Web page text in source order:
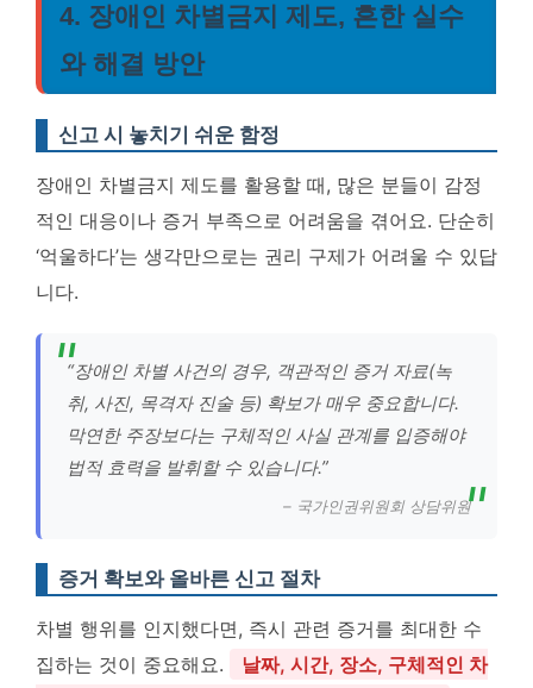
4. 장애인 차별금지 제도, 흔한 실수
와 해결 방안
신고 시 놓치기 쉬운 함정
장애인 차별금지 제도를 활용할 때, 많은 분들이 감정
적인 대응이나 증거 부족으로 어려움을 겪어요. 단순히
‘억울하다’는 생각만으로는 권리 구제가 어려울 수 있답
니다.
“장애인 차별 사건의 경우, 객관적인 증거 자료(녹
취, 사진, 목격자 진술 등) 확보가 매우 중요합니다.
막연한 주장보다는 구체적인 사실 관계를 입증해야
법적 효력을 발휘할 수 있습니다.”
– 국가인권위원회 상담위원
증거 확보와 올바른 신고 절차
차별 행위를 인지했다면, 즉시 관련 증거를 최대한 수
집하는 것이 중요해요.
날짜, 시간, 장소, 구체적인 차